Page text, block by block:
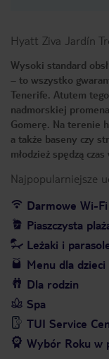
Hyatt Ziva Jardín
Wysoki standard
– to wszystko
Tenerife. Atutem
nadmorskiej
Gomerę. Na terenie
a także baseny czy
młodzież spędzą
Najpopularniejsze
Darmowe Wi-Fi
Piaszczysta
Leżaki i
Menu dla dzieci
Dla rodzin
Spa
TUI Service
Wybór Roku w